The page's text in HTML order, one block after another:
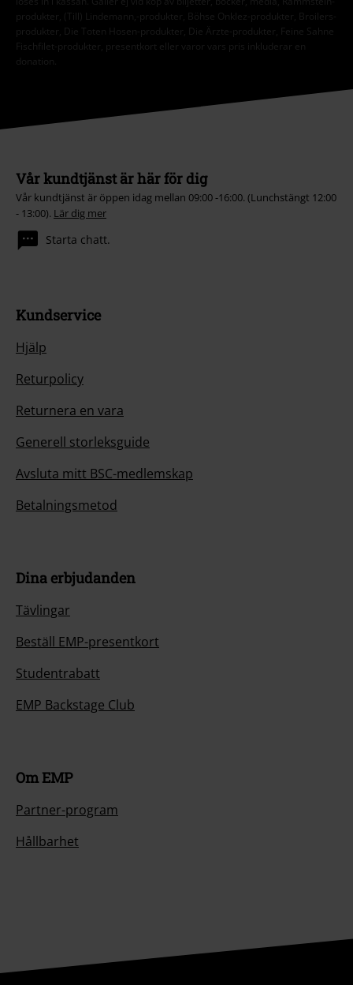
produkter, (Till) Lindemann,-produkter, Böhse Onklez-produkter, Broilers-
produkter, Die Toten Hosen-produkter, Die Ärzte-produkter, Feine Sahne
Fischfilet-produkter, presentkort eller varor vars pris inkluderar en
donation.
Vår kundtjänst är här för dig
Vår kundtjänst är öppen idag mellan 09:00 -16:00. (Lunchstängt 12:00
- 13:00). Lär dig mer
Starta chatt.
Kundservice
Hjälp
Returpolicy
Returnera en vara
Generell storleksguide
Avsluta mitt BSC-medlemskap
Betalningsmetod
Dina erbjudanden
Tävlingar
Beställ EMP-presentkort
Studentrabatt
EMP Backstage Club
Om EMP
Partner-program
Hållbarhet